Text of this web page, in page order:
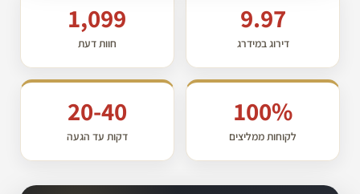
9.97
דירוג במידרג
1,099
חוות דעת
100%
לקוחות ממליצים
20-40
דקות עד הגעה